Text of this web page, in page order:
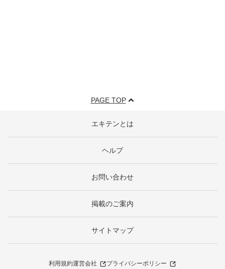
PAGE TOP
エキテンとは
ヘルプ
お問い合わせ
掲載のご案内
サイトマップ
利用規約運営会社
プライバシーポリシー